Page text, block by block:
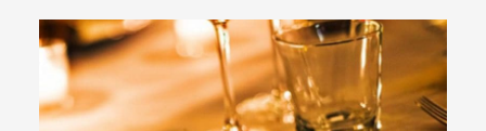
Escape
Dinner
Room